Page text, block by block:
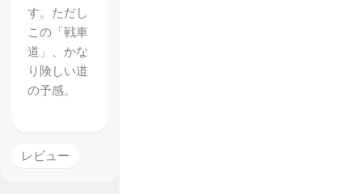
す。ただし
この「戦車
道」、かな
り険しい道
の予感。
レビュー